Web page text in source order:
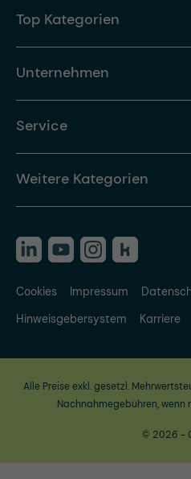
Top Kategorien
Unternehmen
Service
Weitere Kategorien
Cookies Impressum
Hinweisgebersystem
Karriere
Alle Preise exkl. gesetzl.
Nachnahmegebühren,
© 2026 -